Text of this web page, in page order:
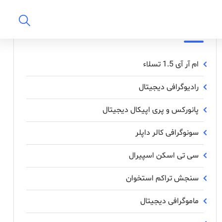
ام آر آی 1.5 تسلاء
رادیوگرافی دیجیتال
پانورکس‌ و ‌پری ‌اپیکال ‌دیجیتال
سونوگرافی کالر داپلر
سی تی اسکن اسپیرال
سنجش تراکم استخوان
ماموگرافی دیجیتال